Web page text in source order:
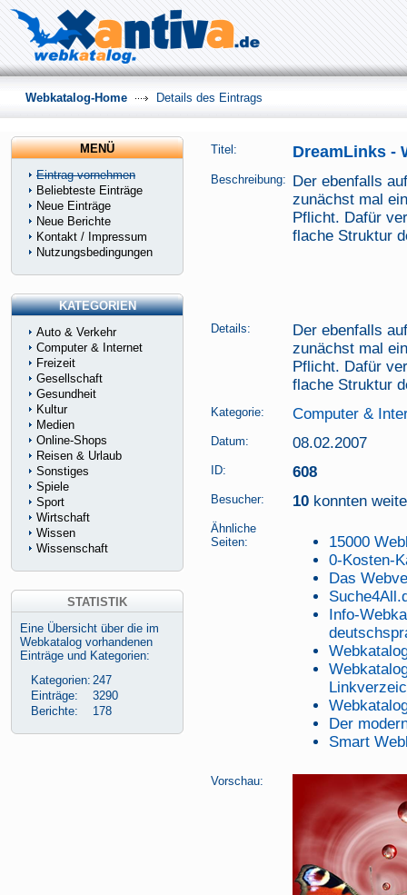
Titel: DreamLinks -
Beschreibung: Der ebenfalls
zunächst mal
Pflicht. Dafür
flache Struktur
Details:
Der ebenfalls
zunächst mal
Pflicht. Dafür
flache Struktur
Kategorie: Computer &
Datum: 08.02.2007
ID: 608
Besucher: 10 konnten
Ähnliche
Seiten:
15000
0-Kosten-
Das
Info-
Der
Smart
Vorschau:
Webkatalog-Home Details des Eintrags
MENÜ
Eintrag vornehmen
Beliebteste Einträge
Neue Einträge
Neue Berichte
Kontakt / Impressum
Nutzungsbedingungen
KATEGORIEN
Auto & Verkehr
Computer & Internet
Freizeit
Gesellschaft
Gesundheit
Kultur
Medien
Online-Shops
Reisen & Urlaub
Sonstiges
Spiele
Sport
Wirtschaft
Wissen
Wissenschaft
STATISTIK
Eine Übersicht über die im
Webkatalog vorhandenen
Einträge und Kategorien:
Kategorien: 247
Einträge:
3290
Berichte:
178